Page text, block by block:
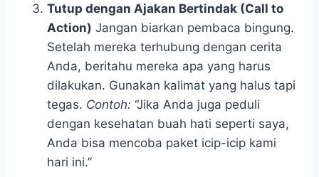
Tutup dengan Ajakan Bertindak (Call to
Action) Jangan biarkan pembaca bingung.
Setelah mereka terhubung dengan cerita
Anda, beritahu mereka apa yang harus
dilakukan. Gunakan kalimat yang halus tapi
tegas. Contoh: “Jika Anda juga peduli
dengan kesehatan buah hati seperti saya,
Anda bisa mencoba paket icip-icip kami
hari ini.”